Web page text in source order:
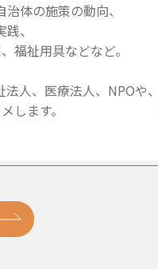
体の施策の動向、
、
福祉用具などなど。
人、医療法人、NPOや、
します。